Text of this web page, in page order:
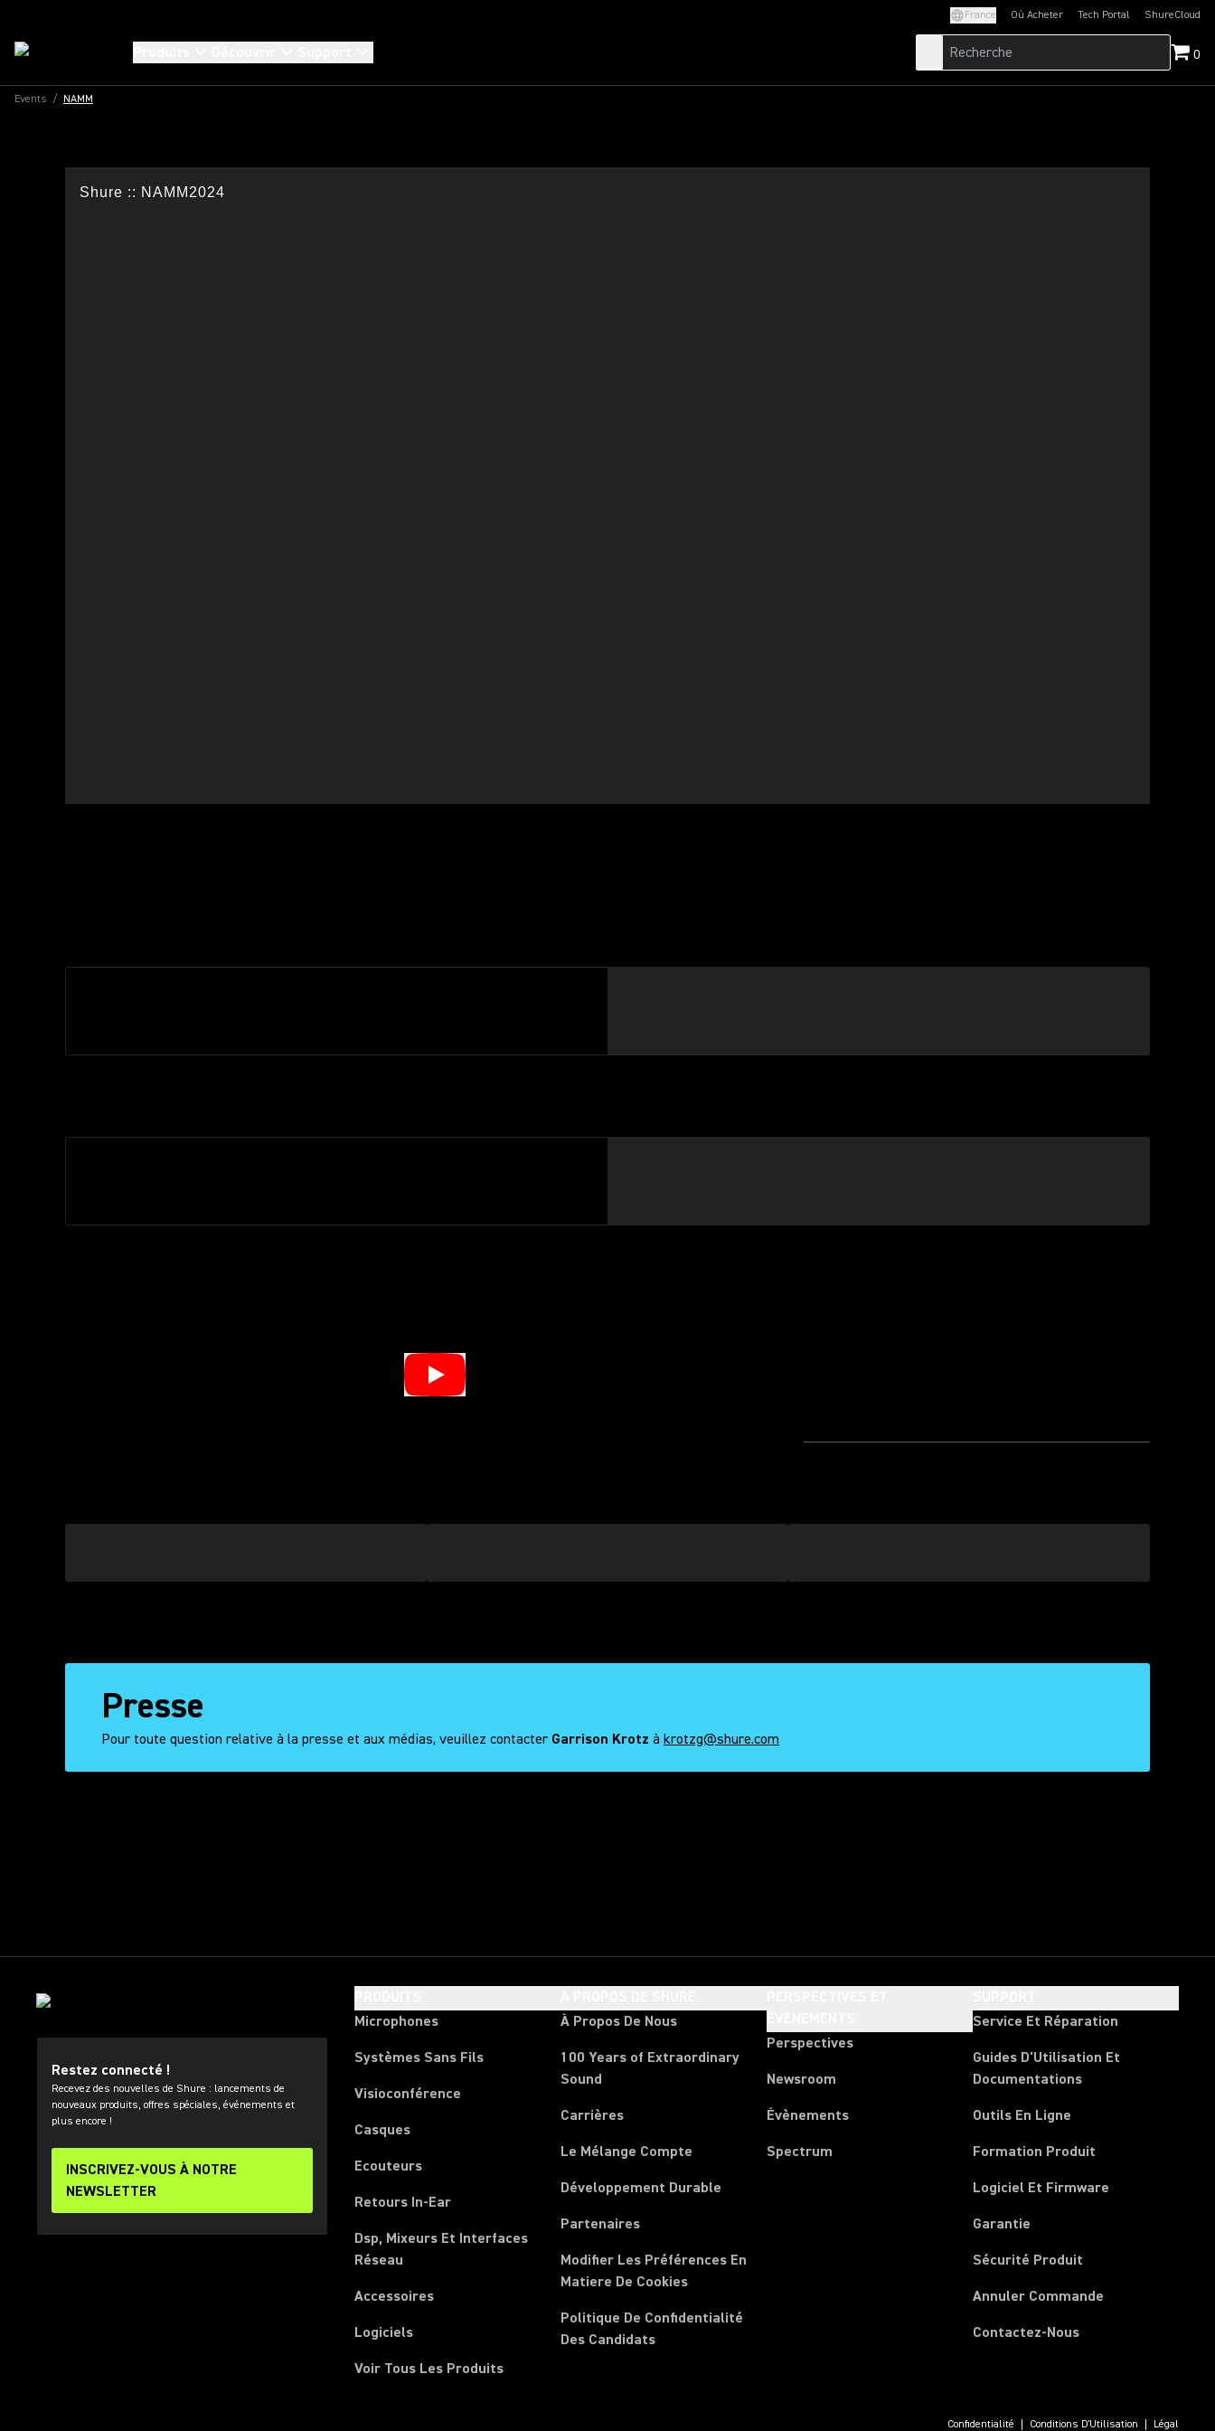
France Où Acheter Tech Portal
(Opens in a new tab)ShureCloud
(Opens in a new
0
Events / NAMM
Presse
Pour toute question relative à la presse et aux médias, veuillez contacter Garrison Krotz à krotzg@shure.com
Restez connecté !
Recevez des nouvelles de Shure : lancements de
nouveaux produits, offres spéciales, événements et
plus encore !
INSCRIVEZ-VOUS À NOTRE
NEWSLETTER
Microphones
Systèmes Sans Fils
Visioconférence
Casques
Ecouteurs
Retours In-Ear
Dsp, Mixeurs Et Interfaces
Réseau
Accessoires
Logiciels
Voir Tous Les Produits
À Propos De Nous
100 Years of Extraordinary
Sound
Carrières
Le Mélange Compte
Développement Durable
Partenaires
Modifier Les Préférences En
Matiere De Cookies
Politique De Confidentialité
Des Candidats
Perspectives
Newsroom
Évènements
Spectrum
Service Et Réparation
Guides D'Utilisation Et
Documentations
Outils En Ligne
Formation Produit
Logiciel Et Firmware
Garantie
Sécurité Produit
Annuler Commande
Contactez-Nous
Confidentialité Conditions D'Utilisation Légal